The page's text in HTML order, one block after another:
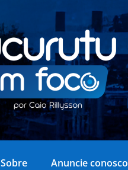
Sobre Anuncie conosco